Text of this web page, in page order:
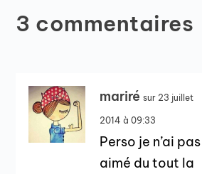
3 commentaires
mariré sur 23 juillet
2014 à 09:33
Perso je n’ai pas
aimé du tout la